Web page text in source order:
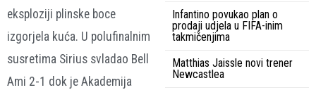
eksploziji plinske boce
izgorjela kuća. U polufinalnim
susretima Sirius svladao Bell
Ami 2-1 dok je Akademija
Infantino povukao plan o
prodaji udjela u FIFA-inim
takmičenjima
Matthias Jaissle novi trener
Newcastlea